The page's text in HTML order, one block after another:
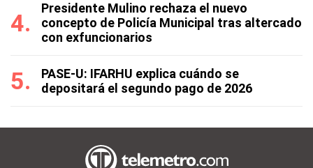
Presidente Mulino rechaza el nuevo
concepto de Policía Municipal tras altercado
con exfuncionarios
PASE-U: IFARHU explica cuándo se
depositará el segundo pago de 2026